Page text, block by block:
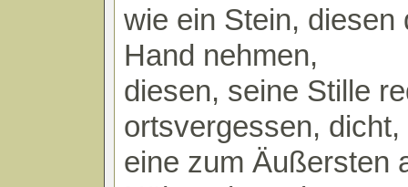
wie ein Stein, diesen
Hand nehmen,
diesen, seine Stille
ortsvergessen, dicht,
eine zum Äußersten